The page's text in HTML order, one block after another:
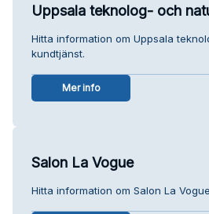
Uppsala teknolog- och
Hitta information om Uppsala
kundtjänst.
Mer info
Salon La Vogue
Hitta information om Salon La